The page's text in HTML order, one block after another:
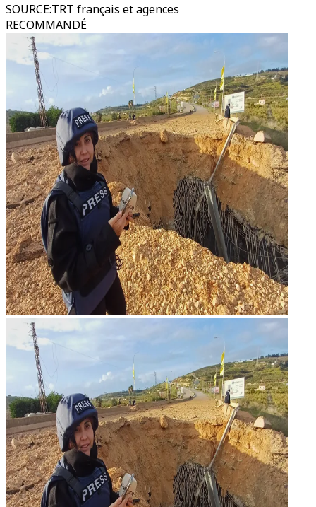
SOURCE:TRT français et agences
RECOMMANDÉ